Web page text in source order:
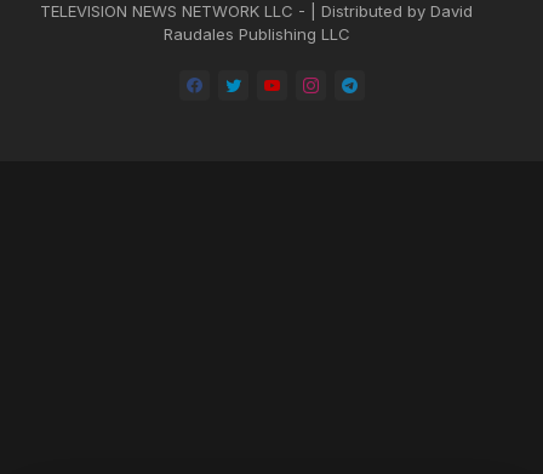
TELEVISION NEWS NETWORK LLC - | Distributed by David
Raudales Publishing LLC